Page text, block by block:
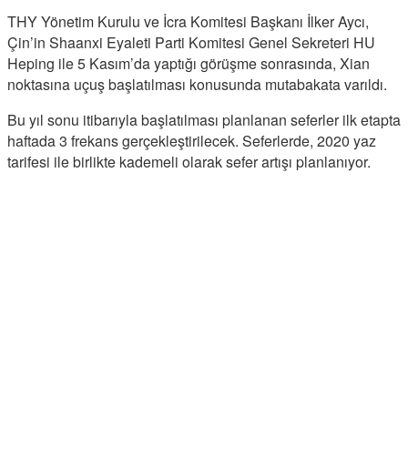
THY Yönetim Kurulu ve İcra Komitesi Başkanı İlker Aycı,
Çin’in Shaanxi Eyaleti Parti Komitesi Genel Sekreteri HU
Heping ile 5 Kasım’da yaptığı görüşme sonrasında, Xian
noktasına uçuş başlatılması konusunda mutabakata varıldı.
Bu yıl sonu itibarıyla başlatılması planlanan seferler ilk etapta
haftada 3 frekans gerçekleştirilecek. Seferlerde, 2020 yaz
tarifesi ile birlikte kademeli olarak sefer artışı planlanıyor.